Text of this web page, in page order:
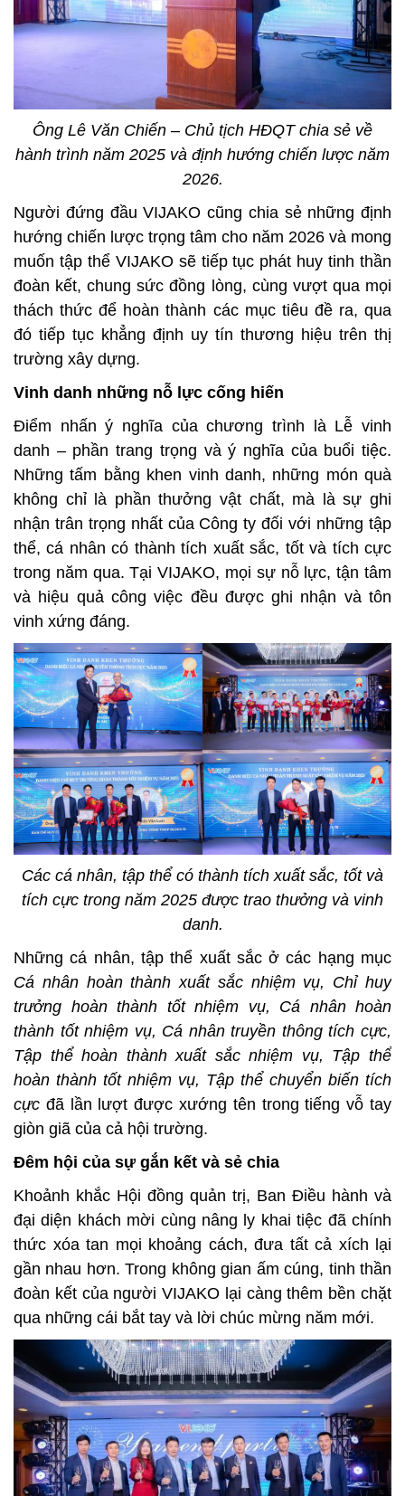
Ông Lê Văn Chiến – Chủ tịch HĐQT chia sẻ về
hành trình năm 2025 và định hướng chiến lược năm
2026.
Người đứng đầu VIJAKO cũng chia sẻ những định
hướng chiến lược trọng tâm cho năm 2026 và mong
muốn tập thể VIJAKO sẽ tiếp tục phát huy tinh thần
đoàn kết, chung sức đồng lòng, cùng vượt qua mọi
thách thức để hoàn thành các mục tiêu đề ra, qua
đó tiếp tục khẳng định uy tín thương hiệu trên thị
trường xây dựng.
Vinh danh những nỗ lực cống hiến
Điểm nhấn ý nghĩa của chương trình là Lễ vinh
danh – phần trang trọng và ý nghĩa của buổi tiệc.
Những tấm bằng khen vinh danh, những món quà
không chỉ là phần thưởng vật chất, mà là sự ghi
nhận trân trọng nhất của Công ty đối với những tập
thể, cá nhân có thành tích xuất sắc, tốt và tích cực
trong năm qua. Tại VIJAKO, mọi sự nỗ lực, tận tâm
và hiệu quả công việc đều được ghi nhận và tôn
vinh xứng đáng.
Các cá nhân, tập thể có thành tích xuất sắc, tốt và
tích cực trong năm 2025 được trao thưởng và vinh
danh.
Những cá nhân, tập thể xuất sắc ở các hạng mục
Cá nhân hoàn thành xuất sắc nhiệm vụ, Chỉ huy
trưởng hoàn thành tốt nhiệm vụ, Cá nhân hoàn
thành tốt nhiệm vụ, Cá nhân truyền thông tích cực,
Tập thể hoàn thành xuất sắc nhiệm vụ, Tập thể
hoàn thành tốt nhiệm vụ, Tập thể chuyển biến tích
cực đã lần lượt được xướng tên trong tiếng vỗ tay
giòn giã của cả hội trường.
Đêm hội của sự gắn kết và sẻ chia
Khoảnh khắc Hội đồng quản trị, Ban Điều hành và
đại diện khách mời cùng nâng ly khai tiệc đã chính
thức xóa tan mọi khoảng cách, đưa tất cả xích lại
gần nhau hơn. Trong không gian ấm cúng, tinh thần
đoàn kết của người VIJAKO lại càng thêm bền chặt
qua những cái bắt tay và lời chúc mừng năm mới.